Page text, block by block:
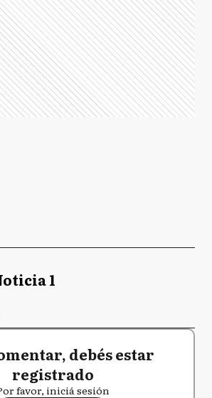
1
debés estar
registrado
favor, iniciá sesión